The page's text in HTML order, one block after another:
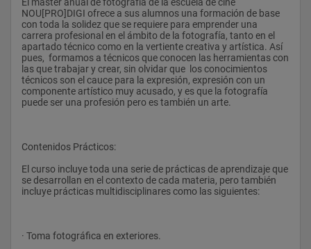
NOU[PRO]DIGI ofrece a sus alumnos una formación de base
con toda la solidez que se requiere para emprender una
carrera profesional en el ámbito de la fotografía, tanto en el
apartado técnico como en la vertiente creativa y artística. Así
pues,  formamos a técnicos que conocen las herramientas con
las que trabajar y crear, sin olvidar que  los conocimientos
técnicos son el cauce para la expresión, expresión con un
componente artístico muy acusado, y es que la fotografía
puede ser una profesión pero es también un arte.
Contenidos Prácticos:
El curso incluye toda una serie de prácticas de aprendizaje que
se desarrollan en el contexto de cada materia, pero también
incluye prácticas multidisciplinares como las siguientes:
· Toma fotográfica en exteriores.